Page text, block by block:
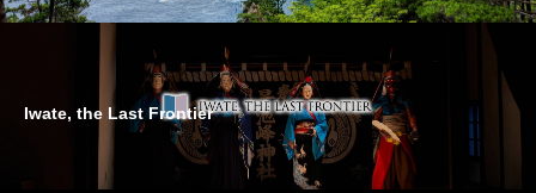
Iwate, the Last Frontier